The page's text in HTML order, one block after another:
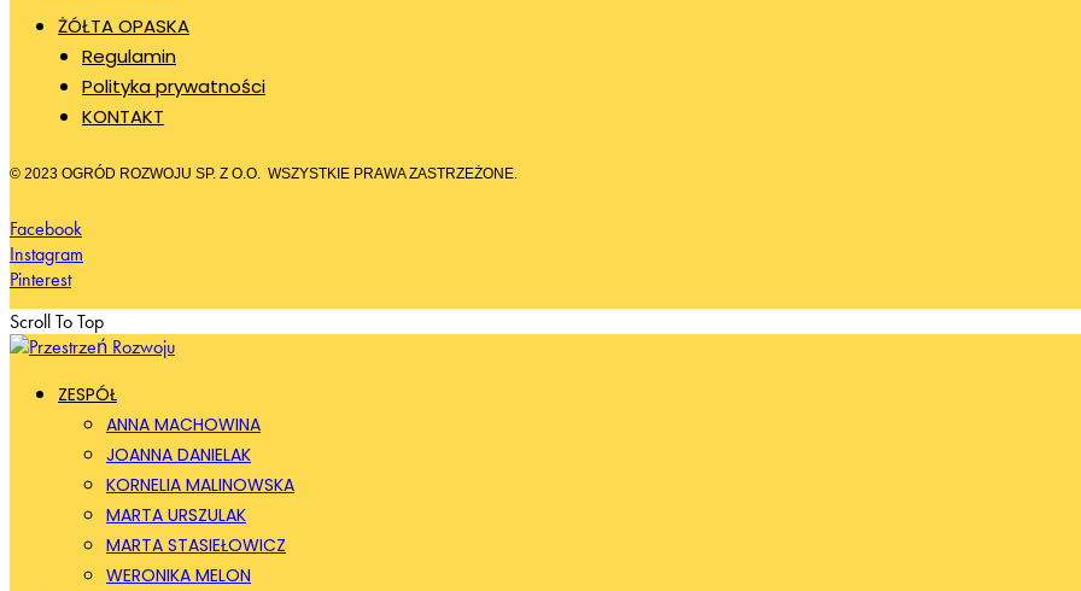
ŻÓŁTA OPASKA
Regulamin
Polityka prywatności
KONTAKT
© 2023 OGRÓD ROZWOJU SP. Z O.O. WSZYSTKIE PRAWA ZASTRZEŻONE.
Facebook
Instagram
Pinterest
Scroll To Top
ZESPÓŁ
ANNA MACHOWINA
JOANNA DANIELAK
KORNELIA MALINOWSKA
MARTA URSZULAK
MARTA STASIEŁOWICZ
WERONIKA MELON